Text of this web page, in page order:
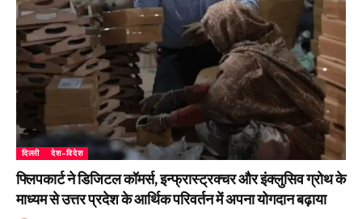
दिल्ली देश-विदेश
फ्लिपकार्ट ने डिजिटल कॉमर्स, इन्फ्रास्ट्रक्चर और इंक्लुसिव ग्रोथ के
माध्यम से उत्तर प्रदेश के आर्थिक परिवर्तन में अपना योगदान बढ़ाया